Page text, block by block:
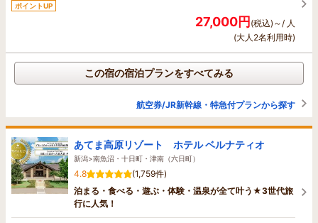
ポイントUP
27,000円(税込)～/ 人
(大人2名利用時)
この宿の宿泊プランをすべてみる
航空券/JR新幹線・特急付プランから探す
あてま高原リゾート ホテル ベルナティオ
新潟>南魚沼・十日町・津南（六日町）
4.8
(1,759件)
泊まる・食べる・遊ぶ・体験・温泉が全て叶う★3世代旅
行に人気！